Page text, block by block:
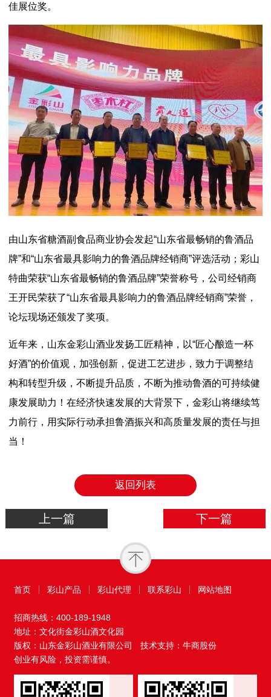
佳展位奖。
由山东省糖酒副食品商业协会发起“山东省最畅销的鲁酒品
牌”和“山东省最具影响力的鲁酒品牌经销商”评选活动；彩山
特曲荣获“山东省最畅销的鲁酒品牌”荣誉称号，公司经销商
王开民荣获了“山东省最具影响力的鲁酒品牌经销商”荣誉，
论坛现场还颁发了奖项。
近年来，山东金彩山酒业发扬工匠精神，以“匠心酿造一杯
好酒”的价值观，加强创新，促进工艺进步，致力于调整结
构和转型升级，不断提升品质，不断为推动鲁酒的可持续健
康发展助力！在经济快速发展的大背景下，金彩山将继续笃
力前行，用实际行动承担鲁酒振兴和高质量发展的责任与担
当！
返回列表
上一篇 下一篇
首页 彩山产品 彩山代理 联系彩山 网站地图
招商热线： 400-189-1948
地址：文化街金彩山酒文化园
版权：山东金彩山酒业有限公司
技术支持：牛商股份
创业有风险，投资需谨慎。